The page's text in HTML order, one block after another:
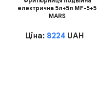
електрична 5л+5л MF-5+5
MARS
Ціна: 8224 UAH